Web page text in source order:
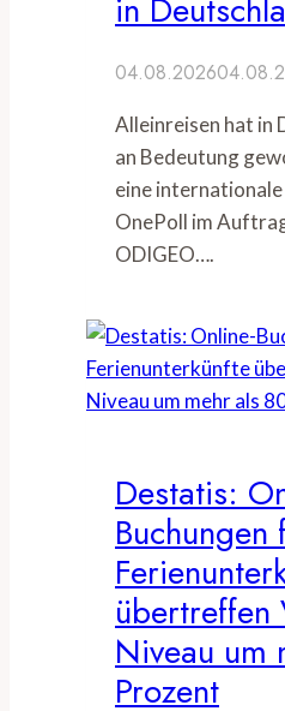
in
04.08.2026
Alleinreisen hat in
an Bedeutung
eine
OnePoll im
ODIGEO….
Destatis:
Buchungen
übertreffen
Niveau um
Prozent